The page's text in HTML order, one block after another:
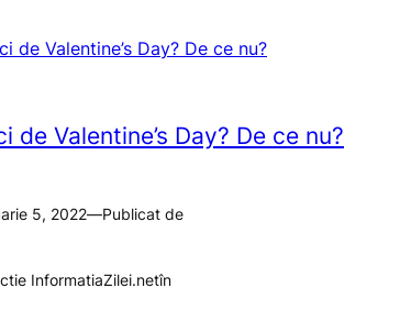
de Valentine’s Day? De ce nu?
5, 2022—Publicat de
InformatiaZilei.netîn